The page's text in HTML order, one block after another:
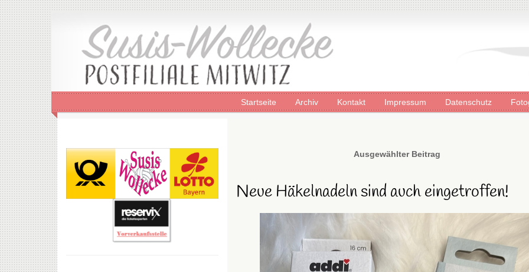
Startseite Archiv Kontakt Impressum Datenschutz
Ausgewählter Beitrag
Neue Häkelnadeln sind auch eingetroffen!